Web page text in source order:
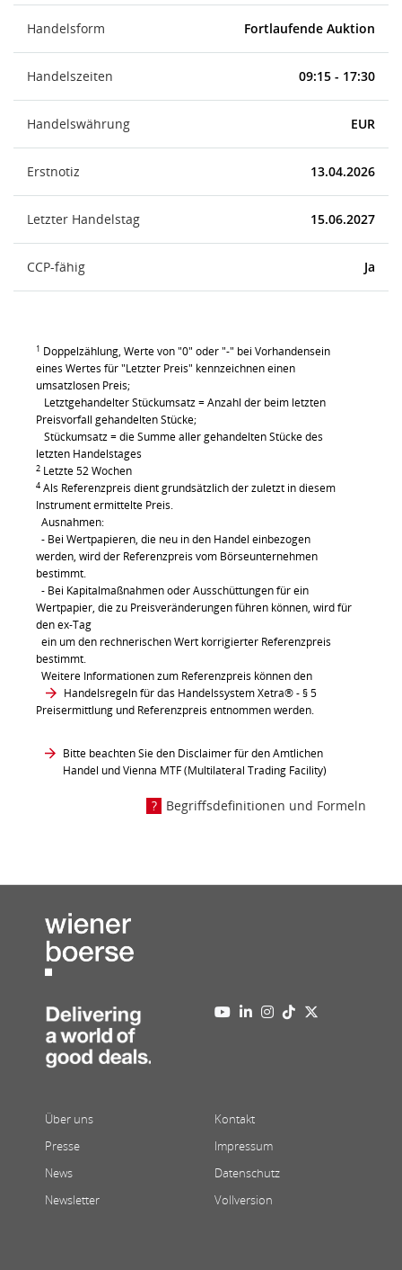
Handelsform Fortlaufende Auktion
Handelszeiten 09:15 - 17:30
Handelswährung EUR
Erstnotiz 13.04.2026
Letzter Handelstag 15.06.2027
CCP-fähig Ja
1 Doppelzählung, Werte von "0" oder "-" bei Vorhandensein
eines Wertes für "Letzter Preis" kennzeichnen einen
umsatzlosen Preis;
Letztgehandelter Stückumsatz = Anzahl der beim letzten
Preisvorfall gehandelten Stücke;
Stückumsatz = die Summe aller gehandelten Stücke des
letzten Handelstages
2 Letzte 52 Wochen
4 Als Referenzpreis dient grundsätzlich der zuletzt in diesem
Instrument ermittelte Preis.
Ausnahmen:
- Bei Wertpapieren, die neu in den Handel einbezogen
werden, wird der Referenzpreis vom Börseunternehmen
bestimmt.
- Bei Kapitalmaßnahmen oder Ausschüttungen für ein
Wertpapier, die zu Preisveränderungen führen können, wird für
den ex-Tag
ein um den rechnerischen Wert korrigierter Referenzpreis
bestimmt.
Weitere Informationen zum Referenzpreis können den
Handelsregeln für das Handelssystem Xetra®- § 5
Preisermittlung und Referenzpreis entnommen werden.
Bitte beachten Sie den Disclaimer für den Amtlichen
Handel und Vienna MTF (Multilateral Trading Facility)
Begriffsdefinitionen und Formeln
Über uns
Presse
News
Newsletter
Kontakt
Impressum
Datenschutz
Vollversion